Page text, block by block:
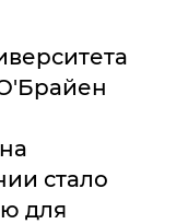
стало
для